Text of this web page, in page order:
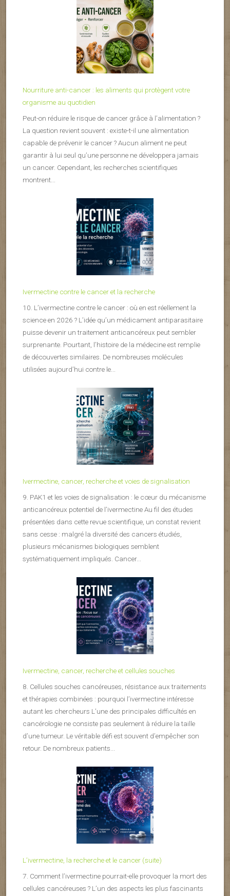
Nourriture anti-cancer : les aliments qui protègent votre
organisme au quotidien
Peut-on réduire le risque de cancer grâce à l’alimentation ?
La question revient souvent : existe-t-il une alimentation
capable de prévenir le cancer ? Aucun aliment ne peut
garantir à lui seul qu’une personne ne développera jamais
un cancer. Cependant, les recherches scientifiques
montrent...
Ivermectine contre le cancer et la recherche
10. L’ivermectine contre le cancer : où en est réellement la
science en 2026 ? L’idée qu’un médicament antiparasitaire
puisse devenir un traitement anticancéreux peut sembler
surprenante. Pourtant, l’histoire de la médecine est remplie
de découvertes similaires. De nombreuses molécules
utilisées aujourd’hui contre le...
Ivermectine, cancer, recherche et voies de signalisation
9. PAK1 et les voies de signalisation : le cœur du mécanisme
anticancéreux potentiel de l’ivermectine Au fil des études
présentées dans cette revue scientifique, un constat revient
sans cesse : malgré la diversité des cancers étudiés,
plusieurs mécanismes biologiques semblent
systématiquement impliqués. Cancer...
Ivermectine, cancer, recherche et cellules souches
8. Cellules souches cancéreuses, résistance aux traitements
et thérapies combinées : pourquoi l’ivermectine intéresse
autant les chercheurs L’une des principales difficultés en
cancérologie ne consiste pas seulement à réduire la taille
d’une tumeur. Le véritable défi est souvent d’empêcher son
retour. De nombreux patients...
L’ivermectine, la recherche et le cancer (suite)
7. Comment l’ivermectine pourrait-elle provoquer la mort des
cellules cancéreuses ? L’un des aspects les plus fascinants